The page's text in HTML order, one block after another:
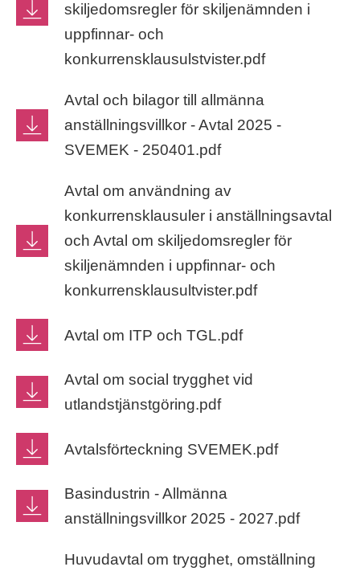
skiljedomsregler för skiljenämnden i
uppfinnar- och
konkurrensklausulstvister.pdf
Avtal och bilagor till allmänna
anställningsvillkor - Avtal 2025 -
SVEMEK - 250401.pdf
Avtal om användning av
konkurrensklausuler i anställningsavtal
och Avtal om skiljedomsregler för
skiljenämnden i uppfinnar- och
konkurrensklausultvister.pdf
Avtal om ITP och TGL.pdf
Avtal om social trygghet vid
utlandstjänstgöring.pdf
Avtalsförteckning SVEMEK.pdf
Basindustrin - Allmänna
anställningsvillkor 2025 - 2027.pdf
Huvudavtal om trygghet, omställning